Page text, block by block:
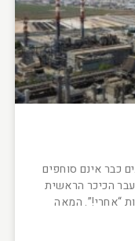
כבר אינם סוחפים
הכיכר הראשית
“אחרי!”. המאה